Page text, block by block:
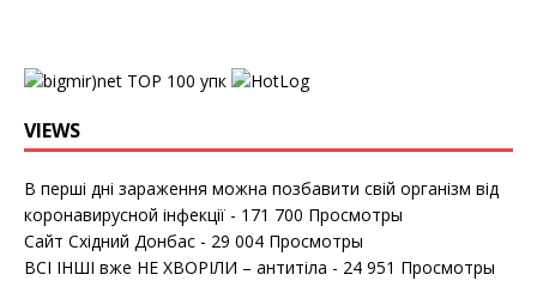
упк
VIEWS
В перші дні зараження можна позбавити свій організм від
коронавирусной інфекції - 171 700 Просмотры
Сайт Східний Донбас - 29 004 Просмотры
ВСІ ІНШІ вже НЕ ХВОРІЛИ – антитіла - 24 951 Просмотры